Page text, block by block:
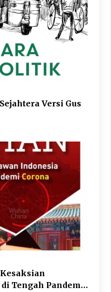
Versi Gus
Tengah Pandemi